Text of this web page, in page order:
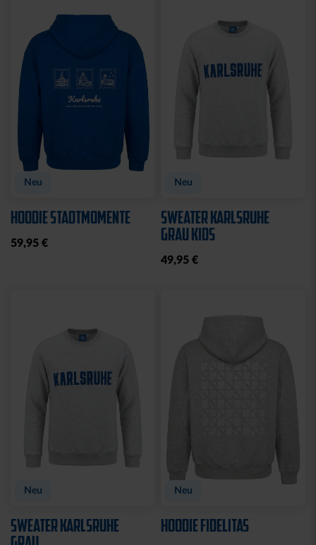
Neu
HOODIE STADTMOMENTE
59,95 €
Neu
SWEATER KARLSRUHE
GRAU KIDS
49,95 €
Neu
SWEATER KARLSRUHE
Neu
HOODIE FIDELITAS